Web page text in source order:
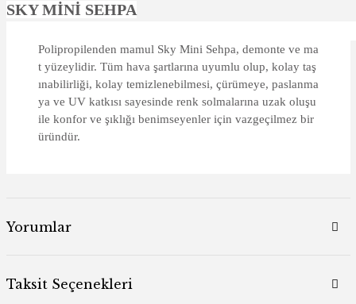
SKY MİNİ SEHPA
Polipropilenden mamul Sky Mini Sehpa, demonte ve ma
t yüzeylidir. Tüm hava şartlarına uyumlu olup, kolay taş
ınabilirliği, kolay temizlenebilmesi, çürümeye, paslanma
ya ve UV katkısı sayesinde renk solmalarına uzak oluşu
ile konfor ve şıklığı benimseyenler için vazgeçilmez bir
üründür.
Yorumlar
Taksit Seçenekleri